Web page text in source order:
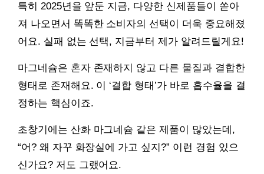
특히 2025년을 앞둔 지금, 다양한 신제품들이 쏟아
져 나오면서 똑똑한 소비자의 선택이 더욱 중요해졌
어요. 실패 없는 선택, 지금부터 제가 알려드릴게요!
마그네슘은 혼자 존재하지 않고 다른 물질과 결합한
형태로 존재해요. 이 ‘결합 형태’가 바로 흡수율을 결
정하는 핵심이죠.
초창기에는 산화 마그네슘 같은 제품이 많았는데,
“어? 왜 자꾸 화장실에 가고 싶지?” 이런 경험 있으
신가요? 저도 그랬어요.